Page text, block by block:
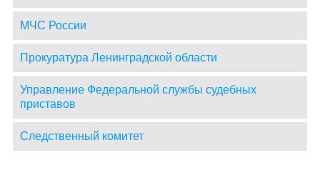
МЧС России
Прокуратура Ленинградской области
Управление Федеральной службы судебных
приставов
Следственный комитет